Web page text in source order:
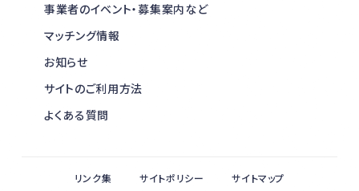
事業者のイベント・募集案内など
マッチング情報
お知らせ
サイトのご利用方法
よくある質問
リンク集 サイトポリシー
サイトマップ